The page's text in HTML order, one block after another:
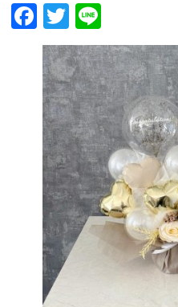
Facebook
Twitter